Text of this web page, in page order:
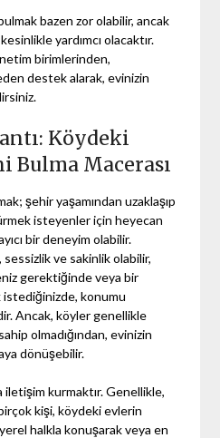
bazen zor olabilir, ancak
yardımcı olacaktır.
birimlerinden,
destek alarak, evinizin
Köydeki
Bulma Macerası
şehir yaşamından uzaklaşıp
isteyenler için heyecan
bir deneyim olabilir.
sessizlik ve sakinlik olabilir,
gerektiğinde veya bir
istediğinizde, konumu
Ancak, köyler genellikle
olmadığından, evinizin
dönüşebilir.
iletişim kurmaktır. Genellikle,
kişi, köydeki evlerin
halkla konuşarak veya en